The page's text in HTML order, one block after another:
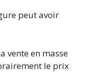
peut avoir
vente en masse
le prix